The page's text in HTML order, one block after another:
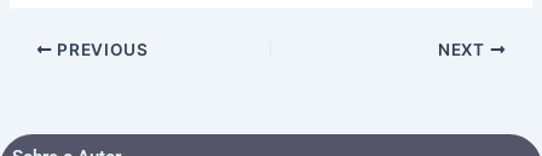
PREVIOUS NEXT